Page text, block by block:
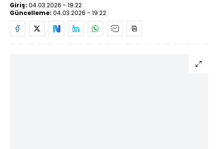
Giriş: 04.03.2026 - 19:22
Güncelleme: 04.03.2026 - 19:22